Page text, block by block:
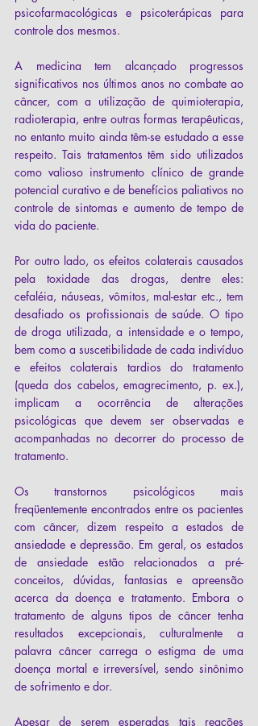
psicofarmacológicas e psicoterápicas para
controle dos mesmos.
A medicina tem alcançado progressos
significativos nos últimos anos no combate ao
câncer, com a utilização de quimioterapia,
radioterapia, entre outras formas terapêuticas,
no entanto muito ainda têm-se estudado a esse
respeito. Tais tratamentos têm sido utilizados
como valioso instrumento clínico de grande
potencial curativo e de benefícios paliativos no
controle de sintomas e aumento de tempo de
vida do paciente.
Por outro lado, os efeitos colaterais causados
pela toxidade das drogas, dentre eles:
cefaléia, náuseas, vômitos, mal-estar etc., tem
desafiado os profissionais de saúde. O tipo
de droga utilizada, a intensidade e o tempo,
bem como a suscetibilidade de cada indivíduo
e efeitos colaterais tardios do tratamento
(queda dos cabelos, emagrecimento, p. ex.),
implicam a ocorrência de alterações
psicológicas que devem ser observadas e
acompanhadas no decorrer do processo de
tratamento.
Os transtornos psicológicos mais
freqüentemente encontrados entre os pacientes
com câncer, dizem respeito a estados de
ansiedade e depressão. Em geral, os estados
de ansiedade estão relacionados a pré-
conceitos, dúvidas, fantasias e apreensão
acerca da doença e tratamento. Embora o
tratamento de alguns tipos de câncer tenha
resultados excepcionais, culturalmente a
palavra câncer carrega o estigma de uma
doença mortal e irreversível, sendo sinônimo
de sofrimento e dor.
Apesar de serem esperadas tais reações